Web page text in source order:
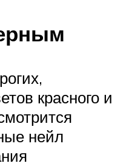
красного и
нейл